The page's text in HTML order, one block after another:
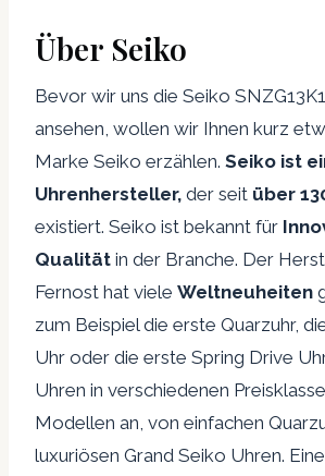
Über Seiko
Bevor wir uns die Seiko
ansehen, wollen wir Ihnen kurz
Marke Seiko erzählen. Seiko ist
Uhrenhersteller, der seit über
existiert. Seiko ist bekannt für
Qualität in der Branche. Der
Fernost hat viele Weltneuheiten
zum Beispiel die erste Quarzuhr,
Uhr oder die erste Spring Drive
Uhren in verschiedenen
Modellen an, von einfachen
luxuriösen Grand Seiko Uhren.